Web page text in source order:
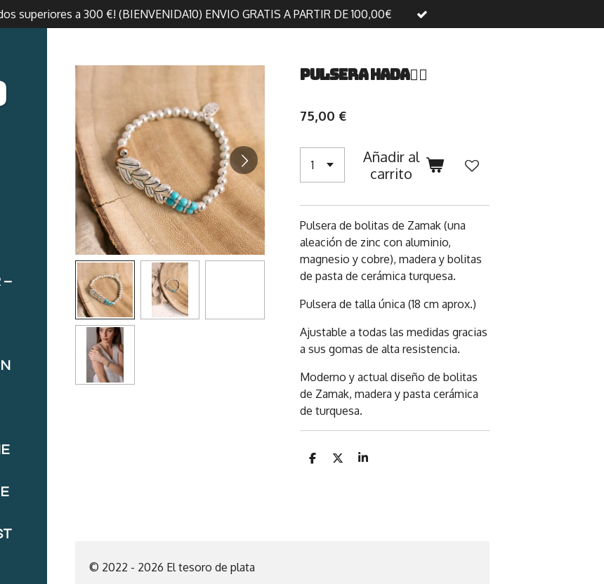
superiores a 300 €! (BIENVENIDA10) ENVIO GRATIS A PARTIR DE 100,00€
PULSERA HADA🧚‍♂️
75,00 €
Añadir al
carrito
Pulsera de bolitas de Zamak (una
aleación de zinc con aluminio,
magnesio y cobre), madera y bolitas
de pasta de cerámica turquesa.
Pulsera de talla única (18 cm aprox.)
Ajustable a todas las medidas gracias
a sus gomas de alta resistencia.
Moderno y actual diseño de bolitas
de Zamak, madera y pasta cerámica
de turquesa.
C
C
C
© 2022 - 2026 El tesoro de plata
–